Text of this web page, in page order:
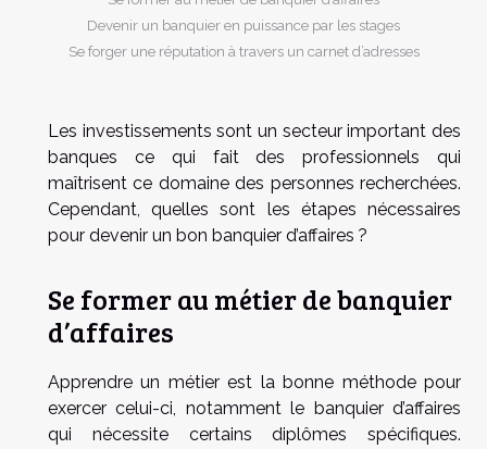
Devenir un banquier en puissance par les stages
Se forger une réputation à travers un carnet d’adresses
Les investissements sont un secteur important des
banques ce qui fait des professionnels qui
maîtrisent ce domaine des personnes recherchées.
Cependant, quelles sont les étapes nécessaires
pour devenir un bon banquier d’affaires ?
Se former au métier de banquier
d’affaires
Apprendre un métier est la bonne méthode pour
exercer celui-ci, notamment le banquier d’affaires
qui nécessite certains diplômes spécifiques.